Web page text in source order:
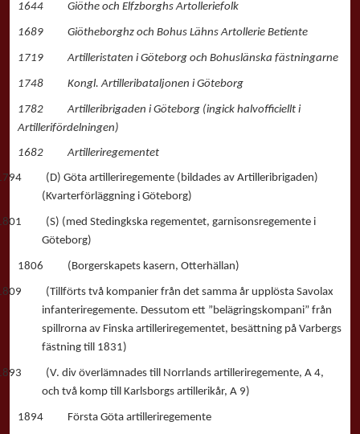
1644 Giöthe och Elfzborghs Artolleriefolk
1689 Giötheborghz och Bohus Lähns Artollerie Betiente
1719 Artilleristaten i Göteborg och Bohuslänska fästningarne
1748 Kongl. Artilleribataljonen i Göteborg
1782 Artilleribrigaden i Göteborg (ingick halvofficiellt i
Artillerifördelningen)
1682 Artilleriregementet
(D) Göta artilleriregemente (bildades av Artilleribrigaden)
(Kvarterförläggning i Göteborg)
(S) (med Stedingkska regementet, garnisonsregemente i
Göteborg)
1806 (Borgerskapets kasern, Otterhällan)
(Tillförts två kompanier från det samma år upplösta Savolax
infanteriregemente. Dessutom ett ”belägringskompani” från
spillrorna av Finska artilleriregementet, besättning på Varbergs
fästning till 1831)
(V. div överlämnades till Norrlands artilleriregemente, A 4,
och två komp till Karlsborgs artillerikår, A 9)
1894 Första Göta artilleriregemente